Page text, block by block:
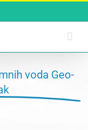
voda Geo-